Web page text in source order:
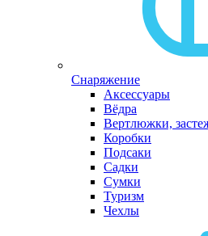
Снаряжение
Аксессуары
Вёдра
Вертлюжки,
Коробки
Подсаки
Садки
Сумки
Туризм
Чехлы